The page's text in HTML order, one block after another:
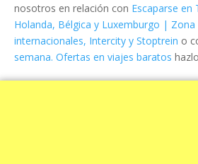
nosotros en relación con Escaparse en
Holanda, Bélgica y Luxemburgo | Zona
internacionales, Intercity y Stoptrein o
semana. Ofertas en viajes baratos hazlo